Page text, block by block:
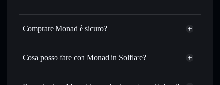
Comprare Monad è sicuro?
Monad token verificato
Cosa posso fare con Monad in Solflare?
Monad
wallet Solflare